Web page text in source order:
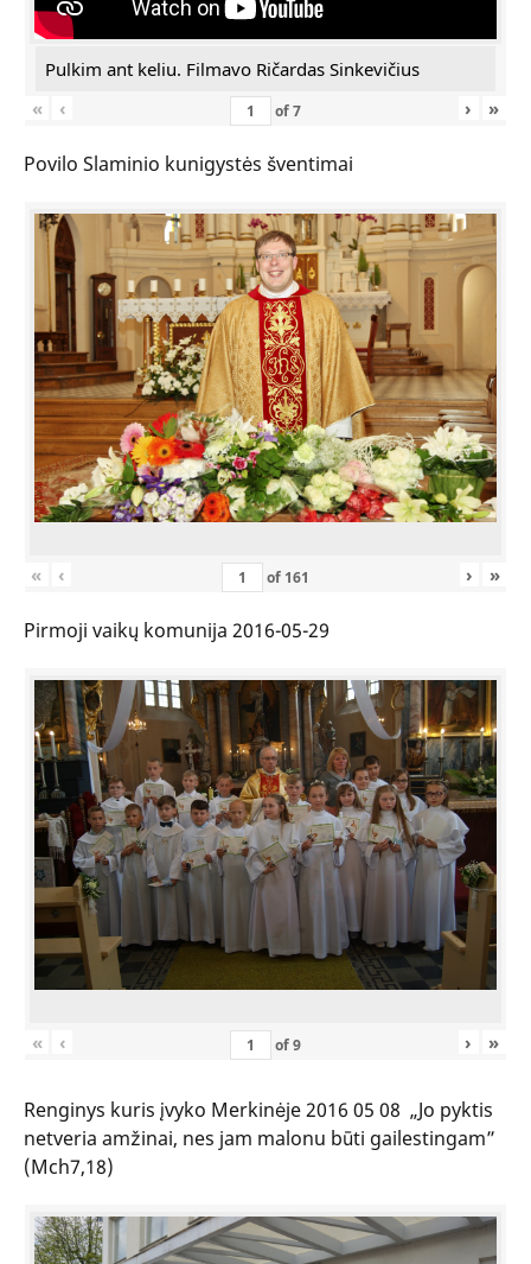
Pulkim ant keliu. Filmavo Ričardas Sinkevičius
«
‹ of7 › »
Povilo Slaminio kunigystės šventimai
« ‹ of 161 › »
Pirmoji vaikų komunija 2016-05-29
« ‹ of9 › »
Renginys kuris įvyko Merkinėje 2016 05 08 „Jo pyktis
netveria amžinai, nes jam malonu būti gailestingam”
(Mch7,18)